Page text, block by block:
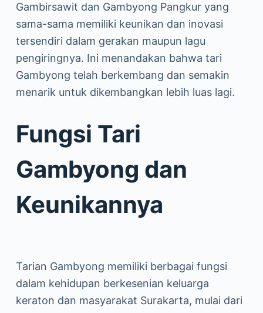
Gambirsawit dan Gambyong Pangkur yang
sama-sama memiliki keunikan dan inovasi
tersendiri dalam gerakan maupun lagu
pengiringnya. Ini menandakan bahwa tari
Gambyong telah berkembang dan semakin
menarik untuk dikembangkan lebih luas lagi.
Fungsi Tari
Gambyong dan
Keunikannya
Tarian Gambyong memiliki berbagai fungsi
dalam kehidupan berkesenian keluarga
keraton dan masyarakat Surakarta, mulai dari